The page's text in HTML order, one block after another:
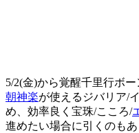
5/2(金)から覚醒千里行ボ
朝神楽が使えるジバリア/
め、効率良く宝珠/こころ/
進めたい場合に引くのもあ